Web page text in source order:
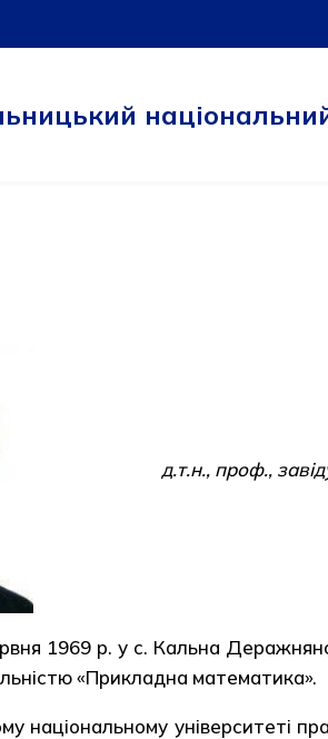
д.т.н., проф.,
1969 р. у с. Кальна
«Прикладна математика».
національному університеті